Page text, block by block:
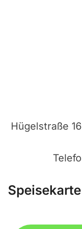
Hügelstraße